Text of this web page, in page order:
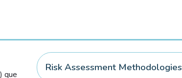
que
Risk Assessment Methodologies